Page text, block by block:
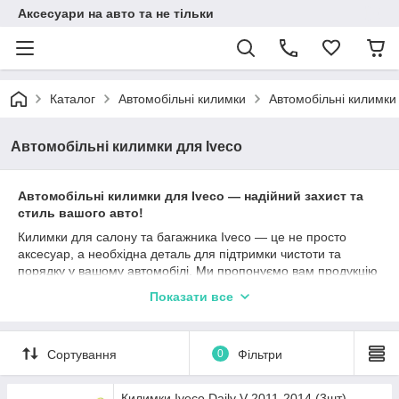
Аксесуари на авто та не тільки
Каталог Автомобільні килимки Автомобільні
Автомобільні килимки для Iveco
Автомобільні килимки для Iveco — надійний захист та
стиль вашого авто!
Килимки для салону та багажника Iveco — це не просто
аксесуар, а необхідна деталь для підтримки чистоти та
порядку у вашому автомобілі. Ми пропонуємо вам продукцію
гарантує високу якість та довговічність.
Кожен килимок створений з урахуванням особливостей
вашого автомобіля та максимально захищає від забруднень,
вологи та пошкоджень. Матеріали, з яких вони виготовлені —
каучук, поліуретан та гума — забезпечують відмінні
Показати все
Сортування 0 Фільтри